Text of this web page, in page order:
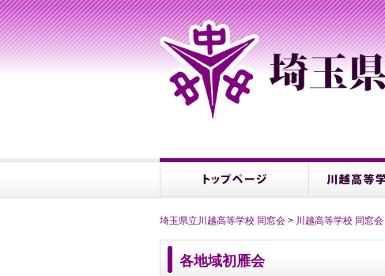
埼玉県立川越高等学校 同窓会 > 川越高等学校 同窓会
各地域初雁会